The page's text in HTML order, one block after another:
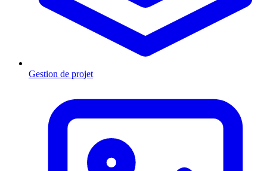
Gestion de projet